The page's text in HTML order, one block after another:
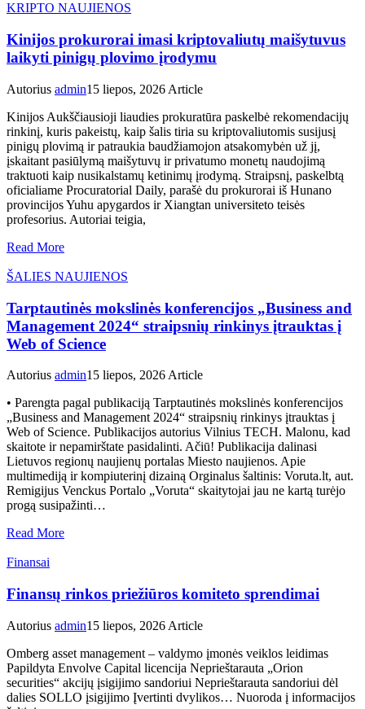
KRIPTO NAUJIENOS
Kinijos prokurorai imasi kriptovaliutų maišytuvus
laikyti pinigų plovimo įrodymu
Autorius admin15 liepos, 2026 Article
Kinijos Aukščiausioji liaudies prokuratūra paskelbė rekomendacijų
rinkinį, kuris pakeistų, kaip šalis tiria su kriptovaliutomis susijusį
pinigų plovimą ir patraukia baudžiamojon atsakomybėn už jį,
įskaitant pasiūlymą maišytuvų ir privatumo monetų naudojimą
traktuoti kaip nusikalstamų ketinimų įrodymą. Straipsnį, paskelbtą
oficialiame Procuratorial Daily, parašė du prokurorai iš Hunano
provincijos Yuhu apygardos ir Xiangtan universiteto teisės
profesorius. Autoriai teigia,
Read More
ŠALIES NAUJIENOS
Tarptautinės mokslinės konferencijos „Business and
Management 2024“ straipsnių rinkinys įtrauktas į
Web of Science
Autorius admin15 liepos, 2026 Article
• Parengta pagal publikaciją Tarptautinės mokslinės konferencijos
„Business and Management 2024“ straipsnių rinkinys įtrauktas į
Web of Science. Publikacijos autorius Vilnius TECH. Malonu, kad
skaitote ir nepamirštate pasidalinti. Ačiū! Publikacija dalinasi
Lietuvos regionų naujienų portalas Miesto naujienos. Apie
multimediją ir kompiuterinį dizainą Orginalus šaltinis: Voruta.lt, aut.
Remigijus Venckus Portalo „Voruta“ skaitytojai jau ne kartą turėjo
progą susipažinti…
Read More
Finansai
Finansų rinkos priežiūros komiteto sprendimai
Autorius admin15 liepos, 2026 Article
Omberg asset management – valdymo įmonės veiklos leidimas
Papildyta Envolve Capital licencija Neprieštarauta „Orion
securities“ akcijų įsigijimo sandoriui Neprieštarauta sandoriui dėl
dalies SOLLO įsigijimo Įvertinti dvylikos… Nuoroda į informacijos